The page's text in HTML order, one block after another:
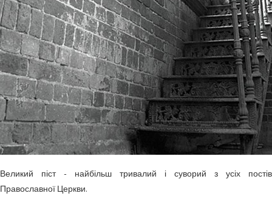
Великий піст - найбільш тривалий і суворий з усіх постів
Православної Церкви.